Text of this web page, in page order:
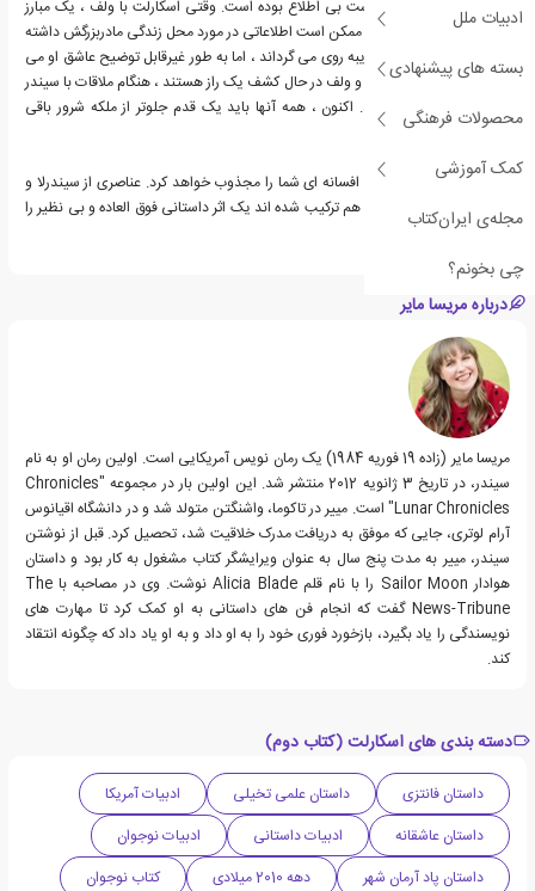
ادبیات ملل
بسته های پیشنهادی
محصولات فرهنگی
کمک آموزشی
مجله‌ی ایران‌کتاب
چی بخونم؟
زندگی خود تجربه کرده است بی اطلاع بوده است. وقتی اسکارلت با ولف ، یک مبارز
خیابانی روبرو می شود که ممکن است اطلاعاتی در مورد محل زندگی مادربزرگش داشته
باشد ، از اعتماد به این غریبه روی می گرداند ، اما به طور غیرقابل توضیح عاشق او می
شود. در حالی که اسکارلت و ولف در حال کشف یک راز هستند ، هنگام ملاقات با سیندر
با دیگری روبرو می شوند. اکنون ، همه آنها باید یک قدم جلوتر از ملکه شرور باقی
بمانند.
ماجراجویی در این روایت افسانه ای شما را مجذوب خواهد کرد. عناصری از سیندرلا و
کلاه قرمزی در این کتاب با هم ترکیب شده اند یک اثر داستانی فوق العاده و بی نظیر را
بوجود آورده است.
درباره مریسا مایر
مریسا مایر (زاده 19 فوریه 1984) یک رمان نویس آمریکایی است. اولین رمان او به نام
سیندر، در تاریخ 3 ژانویه 2012 منتشر شد. این اولین بار در مجموعه "Chronicles
Lunar Chronicles" است. مییر در تاکوما، واشنگتن متولد شد و در دانشگاه اقیانوس
آرام لوتری، جایی که موفق به دریافت مدرک خلاقیت شد، تحصیل کرد. قبل از نوشتن
سیندر، مییر به مدت پنج سال به عنوان ویرایشگر كتاب مشغول به كار بود و داستان
هوادار Sailor Moon را با نام قلم Alicia Blade نوشت. وی در مصاحبه با The
News-Tribune گفت که انجام فن های داستانی به او کمک کرد تا مهارت های
نویسندگی را یاد بگیرد، بازخورد فوری خود را به او داد و به او یاد داد که چگونه انتقاد
کند.
دسته بندی های اسکارلت (کتاب دوم)
داستان فانتزی داستان علمی تخیلی
ادبیات آمریکا
داستان عاشقانه
ادبیات داستانی
ادبیات نوجوان
داستان پاد آرمان شهر
دهه 2010 میلادی
کتاب نوجوان